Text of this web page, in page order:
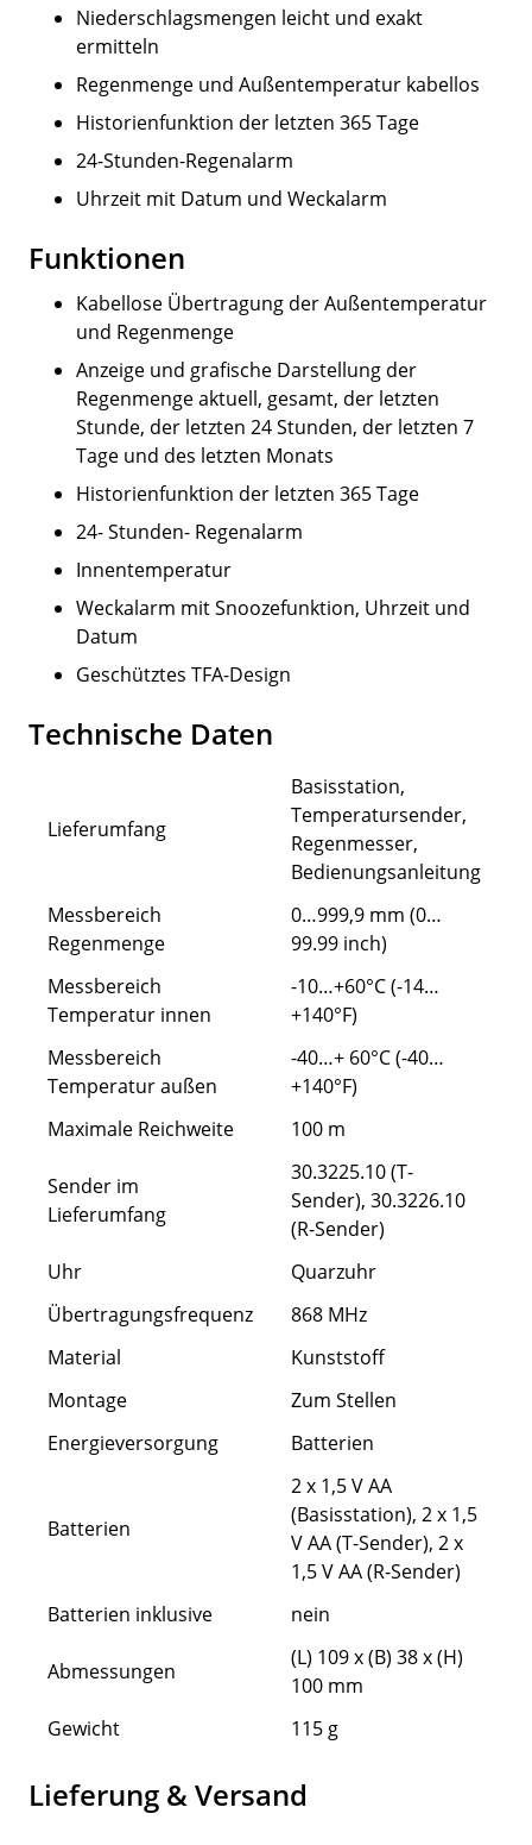
Niederschlagsmengen leicht und exakt
ermitteln
Regenmenge und Außentemperatur kabellos
Historienfunktion der letzten 365 Tage
24-Stunden-Regenalarm
Uhrzeit mit Datum und Weckalarm
Funktionen
Kabellose Übertragung der Außentemperatur
und Regenmenge
Anzeige und grafische Darstellung der
Regenmenge aktuell, gesamt, der letzten
Stunde, der letzten 24 Stunden, der letzten 7
Tage und des letzten Monats
Historienfunktion der letzten 365 Tage
24- Stunden- Regenalarm
Innentemperatur
Weckalarm mit Snoozefunktion, Uhrzeit und
Datum
Geschütztes TFA-Design
Technische Daten
Lieferumfang
Basisstation,
Temperatursender,
Regenmesser,
Bedienungsanleitung
Messbereich
Regenmenge
0…999,9 mm (0…
99.99 inch)
Messbereich
Temperatur innen
-10…+60°C (-14…
+140°F)
Messbereich
Temperatur außen
-40…+ 60°C (-40…
+140°F)
Maximale Reichweite
100 m
Sender im
Lieferumfang
30.3225.10 (T-
Sender), 30.3226.10
(R-Sender)
Uhr
Quarzuhr
Übertragungsfrequenz
868 MHz
Material
Kunststoff
Montage
Zum Stellen
Energieversorgung
Batterien
Batterien
2 x 1,5 V AA
(Basisstation), 2 x 1,5
V AA (T-Sender), 2 x
1,5 V AA (R-Sender)
Batterien inklusive
nein
Abmessungen
(L) 109 x (B) 38 x (H)
100 mm
Gewicht
115 g
Lieferung & Versand